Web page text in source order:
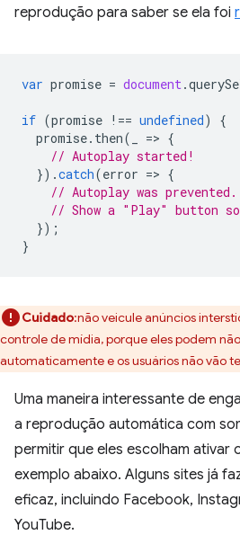
reprodução para saber se ela foi
var promise = document .
if (promise !== undefined)
{
promise. then( => {
// Autoplay started!
}).catch(error => {
// Autoplay was prevented.
// Show a "Play" button
});
}
Cuidado:não veicule anúncios
controle de mídia, porque eles podem
automaticamente e os usuários não vão
Uma maneira interessante de
a reprodução automática com
permitir que eles escolham ativar
exemplo abaixo. Alguns sites já
eficaz, incluindo Facebook,
YouTube.